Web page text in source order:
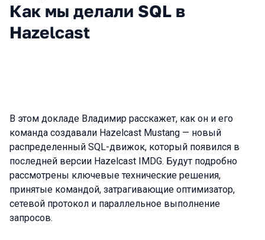
Как мы делали SQL в
Hazelcast
В этом докладе Владимир расскажет, как он и его
команда создавали Hazelcast Mustang — новый
распределенный SQL-движок, который появился в
последней версии Hazelcast IMDG. Будут подробно
рассмотрены ключевые технические решения,
принятые командой, затрагивающие оптимизатор,
сетевой протокол и параллельное выполнение
запросов.